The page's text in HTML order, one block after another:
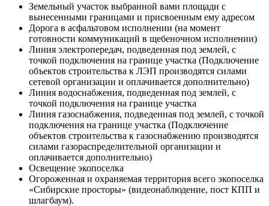
Земельный участок выбранной вами площади с
вынесенными границами и присвоенным ему адресом
Дорога в асфальтовом исполнении (на момент
готовности коммуникаций в щебеночном исполнении)
Линия электропередач, подведенная под землей, с
точкой подключения на границе участка (Подключение
объектов строительства к ЛЭП производятся силами
сетевой организации и оплачивается дополнительно)
Линия водоснабжения, подведенная под землей, с
точкой подключения на границе участка
Линия газоснабжения, подведенная под землей, с точкой
подключения на границе участка (Подключение
объектов строительства к газоснабжению производятся
силами газораспределительной организации и
оплачивается дополнительно)
Освещение экопоселка
Огороженная и охраняемая территория всего экопоселка
«Сибирские просторы» (видеонаблюдение, пост КПП и
шлагбаум).